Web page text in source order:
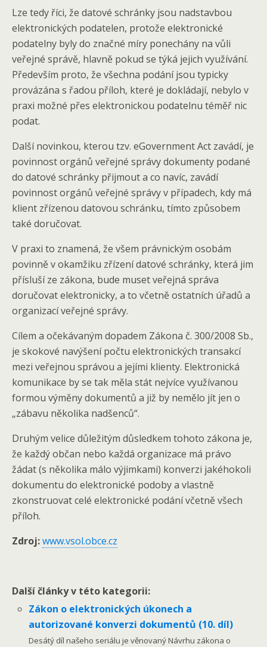
Lze tedy říci, že datové schránky jsou nadstavbou
elektronických podatelen, protože elektronické
podatelny byly do značné míry ponechány na vůli
veřejné správě, hlavně pokud se týká jejich využívání.
Především proto, že všechna podání jsou typicky
provázána s řadou příloh, které je dokládají, nebylo v
praxi možné přes elektronickou podatelnu téměř nic
podat.
Další novinkou, kterou tzv. eGovernment Act zavádí, je
povinnost orgánů veřejné správy dokumenty podané
do datové schránky přijmout a co navíc, zavádí
povinnost orgánů veřejné správy v případech, kdy má
klient zřízenou datovou schránku, tímto způsobem
také doručovat.
V praxi to znamená, že všem právnickým osobám
povinně v okamžiku zřízení datové schránky, která jim
přísluší ze zákona, bude muset veřejná správa
doručovat elektronicky, a to včetně ostatních úřadů a
organizací veřejné správy.
Cílem a očekávaným dopadem Zákona č. 300/2008 Sb.,
je skokové navýšení počtu elektronických transakcí
mezi veřejnou správou a jejími klienty. Elektronická
komunikace by se tak měla stát nejvíce využívanou
formou výměny dokumentů a již by nemělo jít jen o
„zábavu několika nadšenců“.
Druhým velice důležitým důsledkem tohoto zákona je,
že každý občan nebo každá organizace má právo
žádat (s několika málo výjimkami) konverzi jakéhokoli
dokumentu do elektronické podoby a vlastně
zkonstruovat celé elektronické podání včetně všech
příloh.
Zdroj:www.vsol.obce.cz
Další články v této kategorii:
Zákon o elektronických úkonech a
autorizované konverzi dokumentů (10. díl)
Desátý díl našeho seriálu je věnovaný Návrhu zákona o